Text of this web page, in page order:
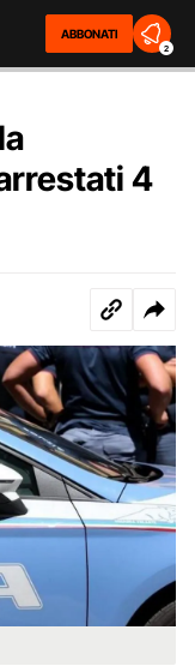
ABBONATI
2
4